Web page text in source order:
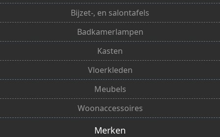
Bijzet-, en salontafels
Badkamerlampen
Kasten
Vloerkleden
Meubels
Woonaccessoires
Merken